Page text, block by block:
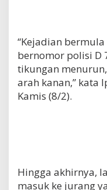
“Kejadian
bernomor polisi D
tikungan
arah kanan,” kata
Kamis (8/2).
Hingga akhirnya,
masuk ke jurang